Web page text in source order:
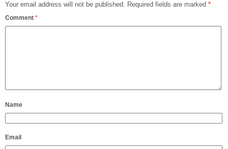
Your email address will not be published. Required fields are marked *
Comment *
Name
Email